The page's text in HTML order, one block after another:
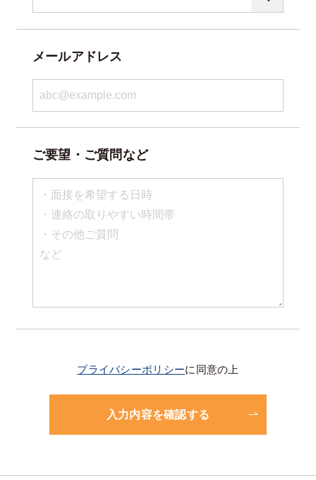
メールアドレス
ご要望・ご質問など
プライバシーポリシーに同意の上
入力内容を確認する